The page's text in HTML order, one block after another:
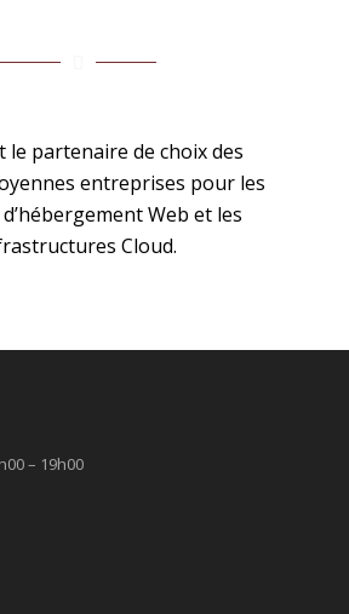
le partenaire de choix des
entreprises pour les
Web et les
Cloud.
– 19h00